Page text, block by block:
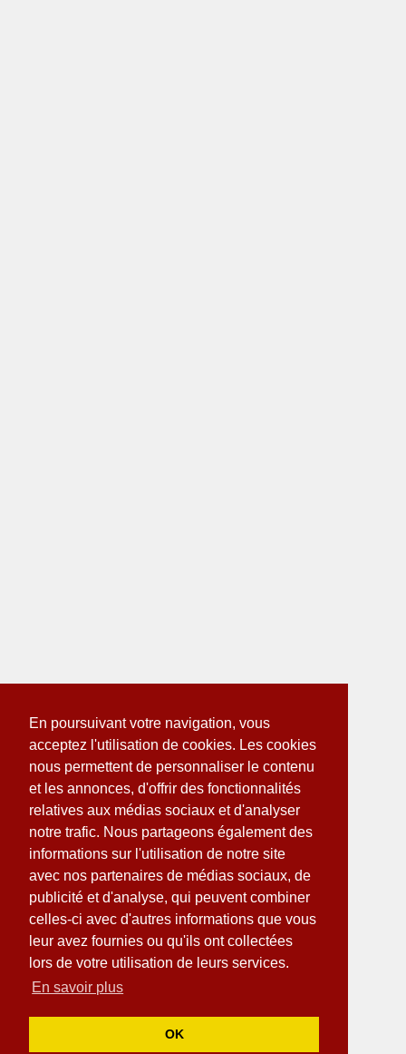
En poursuivant votre navigation, vous
acceptez l'utilisation de cookies. Les cookies
nous permettent de personnaliser le contenu
et les annonces, d'offrir des fonctionnalités
relatives aux médias sociaux et d'analyser
notre trafic. Nous partageons également des
informations sur l'utilisation de notre site
avec nos partenaires de médias sociaux, de
publicité et d'analyse, qui peuvent combiner
celles-ci avec d'autres informations que vous
leur avez fournies ou qu'ils ont collectées
lors de votre utilisation de leurs services.
En savoir plus
OK